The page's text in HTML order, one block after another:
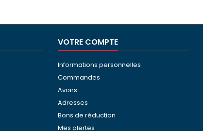
VOTRE COMPTE
Informations personnelles
Commandes
Avoirs
Adresses
Bons de réduction
Mes alertes